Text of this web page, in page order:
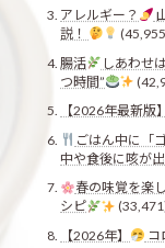
アレルギー？
説！
腸活
しあわせ
つ時間”
【2026年最新版
ごはん中に「
中や食後に咳が
春の味覚を楽
シピ
【2026年】
コ